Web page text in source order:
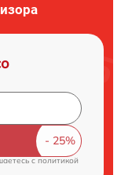
c политикой